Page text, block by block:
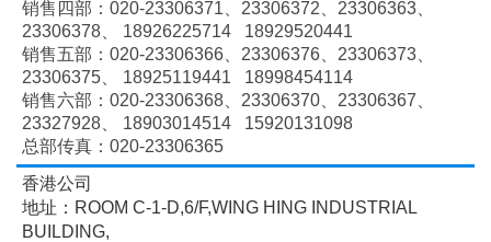
销售四部：020-23306371、 23306372、 23306363、
23306378、
18926225714 18929520441
销售五部：020-23306366、 23306376、 23306373、
23306375、
18925119441 18998454114
销售六部：020-23306368、 23306370、 23306367、
23327928、
18903014514 15920131098
总部传真：020-23306365
香港公司
地址：ROOM C-1-D,6/F,WING HING INDUSTRIAL
BUILDING,